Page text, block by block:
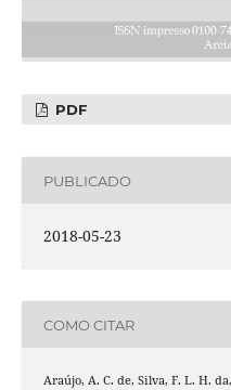
PDF
PUBLICADO
2018-05-23
COMO CITAR
Araújo, A. C. de, Silva, F. L. H.